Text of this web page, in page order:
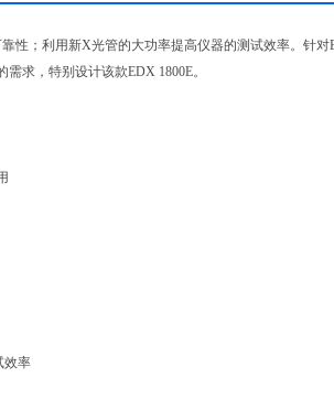
性；利用新X光管的大功率提高仪器的测试效率。针对
求，特别设计该款EDX 1800E。
效率